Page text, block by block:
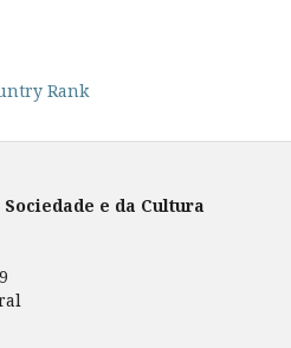
e da Cultura